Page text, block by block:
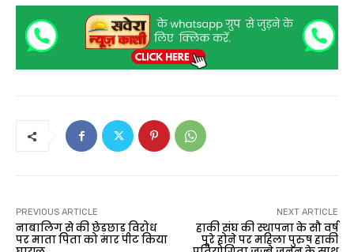
PREVIOUS ARTICLE
नाबालिग से की छेड़छाड़ विरोध
पर माता पिता को मार पीट किया
NEXT ARTICLE
हाकी संघ की स्थापना के सौ वर्ष
पूरे होने पर महिला पुरुष हाकी